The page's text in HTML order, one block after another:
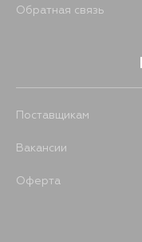
Обратная связь
Поставщикам
Вакансии
Оферта